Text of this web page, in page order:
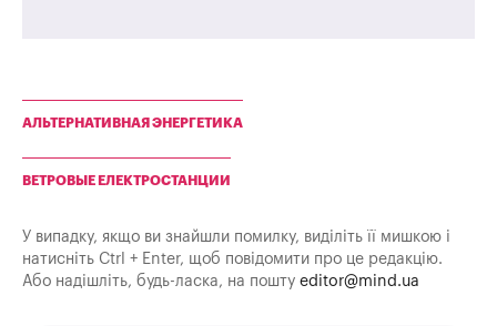
АЛЬТЕРНАТИВНАЯ ЭНЕРГЕТИКА
ВЕТРОВЫЕ ЕЛЕКТРОСТАНЦИИ
У випадку, якщо ви знайшли помилку, виділіть її мишкою і
натисніть Ctrl + Enter, щоб повідомити про це редакцію.
Або надішліть, будь-ласка, на пошту editor@mind.ua